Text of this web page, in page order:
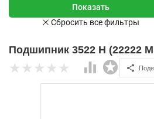
Подшипник 3522 Н (22222